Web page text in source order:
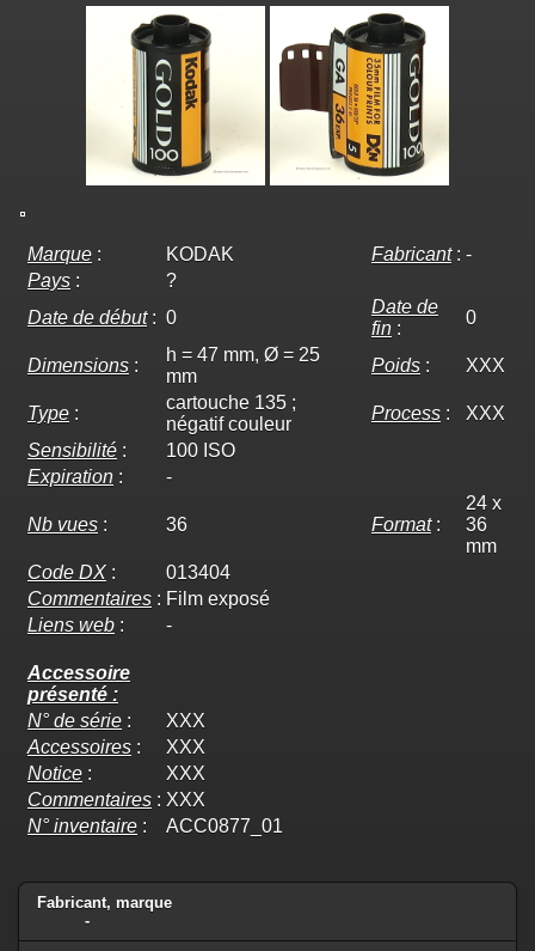
Marque : KODAK Fabricant: -
Pays :
?
Date de début: 0
Date de
fin :
0
Dimensions :
h = 47 mm, Ø = 25
mm
Poids : XXX
Type :
cartouche 135 ;
négatif couleur
Process :
XXX
Sensibilité :
100 ISO
Expiration : -
Nb vues : 36 Format:
24 x
36
mm
Code DX :
013404
Commentaires : Film exposé
Liens web : -
Accessoire
présenté :
N° de série :
XXX
Accessoires :
XXX
Notice :
XXX
Commentaires : XXX
N° inventaire : ACC0877_01
Fabricant, marque
-